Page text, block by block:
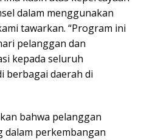
dalam menggunakan
tawarkan. “Program ini
pelanggan dan
kepada seluruh
berbagai daerah di
bahwa pelanggan
perkembangan